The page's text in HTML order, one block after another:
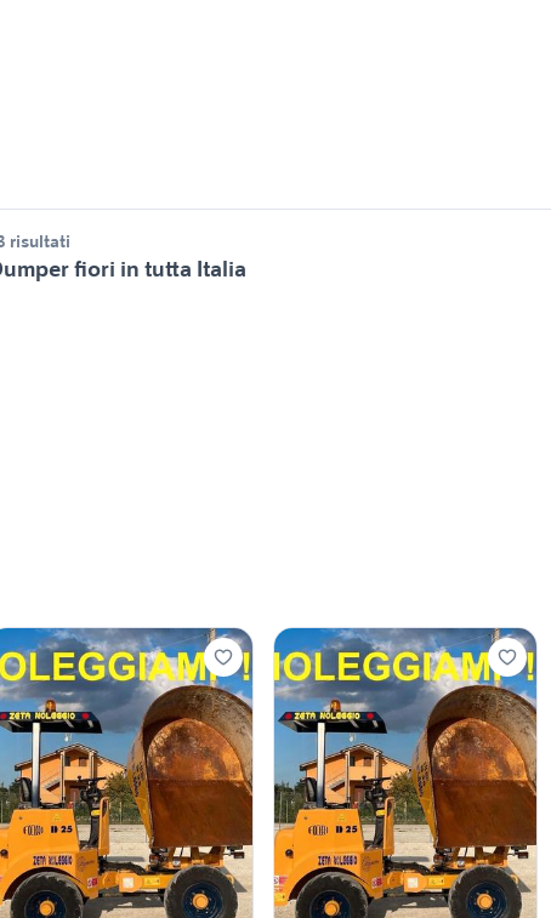
risultati
fiori in tutta Italia